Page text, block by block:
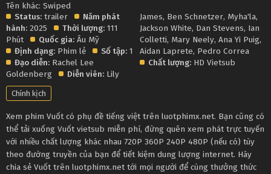
Tên khác: Swiped
Status: trailer
Năm phát
hành: 2025 Thời lượng: 111
Phút
Quốc gia: Âu Mỹ
Định dạng: Phim lẻ Số tập: 1
Đạo diễn: Rachel Lee
Goldenberg
Diễn viên: Lily
James, Ben Schnetzer, Myha'la,
Jackson White, Dan Stevens, Ian
Colletti, Mary Neely,Ana Yi Puig,
Aidan Laprete, Pedro Correa
Chất lượng: HD Vietsub
Chính kịch
Xem phim Vuốt có phụ đề tiếng việt trên luotphimx.net. Bạn cũng có
thể tải xuống Vuốt vietsub miễn phí, đừng quên xem phát trực tuyến
với nhiều chất lượng khác nhau 720P 360P 240P 480P (nếu có) tùy
theo đường truyền của bạn để tiết kiệm dung lượng internet. Hãy
chia sẻ Vuốt trên luotphimx.net tới mọi người để cùng thưởng thức